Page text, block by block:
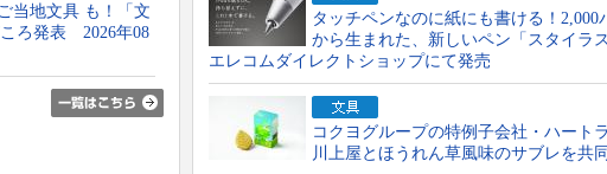
当地文具 も！「文
ころ発表 2026年08
タッチペンなのに紙にも書ける！2,000
から生まれた、新しいペン「スタイラ
エレコムダイレクトショップにて発売
コクヨグループの特例子会社・ハート
川上屋とほうれん草風味のサブレを共